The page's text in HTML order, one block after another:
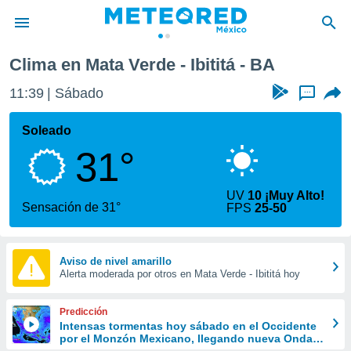
de
ha sido
calidad.
a este
las
y
forma
digital
basada
Clima en Mata Verde - Ibititá - BA
11:39 Sábado ...
Soleado
31°
Sensación de 31°
UV 10 ¡Muy Alto!
FPS25-50
Aviso de nivel amarillo
Alerta moderada por otros en Mata Verde - Ibititá hoy
Predicción
Intensas tormentas hoy sábado en el Occidente
por el Monzón Mexicano, llegando nueva Onda